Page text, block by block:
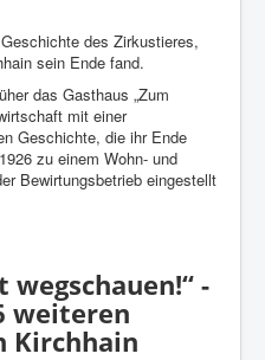
des Zirkustieres,
sein Ende fand.
das Gasthaus „Zum
mit einer
Geschichte, die ihr Ende
zu einem Wohn- und
Bewirtungsbetrieb eingestellt
-
weiteren
Kirchhain